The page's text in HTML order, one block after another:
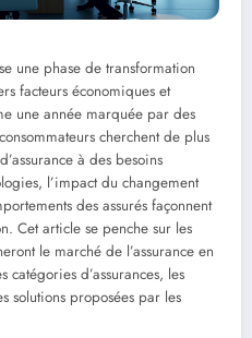
une phase de transformation
facteurs économiques et
une année marquée par des
cherchent de plus
à des besoins
l’impact du changement
des assurés façonnent
Cet article se penche sur les
le marché de l’assurance en
d’assurances, les
solutions proposées par les